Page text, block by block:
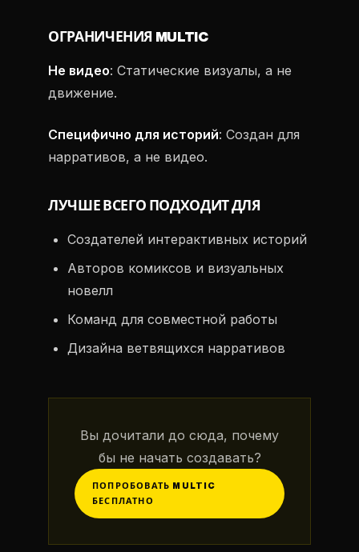
ОГРАНИЧЕНИЯ MULTIC
Не видео: Статические визуалы, а не
движение.
Специфично для историй: Создан для
нарративов, а не видео.
ЛУЧШЕ ВСЕГО ПОДХОДИТ ДЛЯ
Создателей интерактивных историй
Авторов комиксов и визуальных
новелл
Команд для совместной работы
Дизайна ветвящихся нарративов
Вы дочитали до сюда, почему
бы не начать создавать?
ПОПРОБОВАТЬ MULTIC
БЕСПЛАТНО